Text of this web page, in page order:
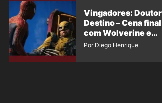
Vingadores: Doutor
Destino – Cena final
com Wolverine e
Homem-Aranha de
Por Diego Henrique